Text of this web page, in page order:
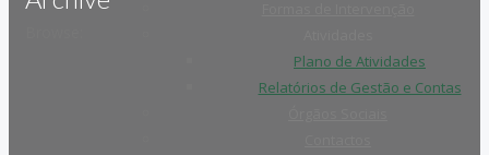
Plano de Atividades
Relatórios de Gestão e Contas